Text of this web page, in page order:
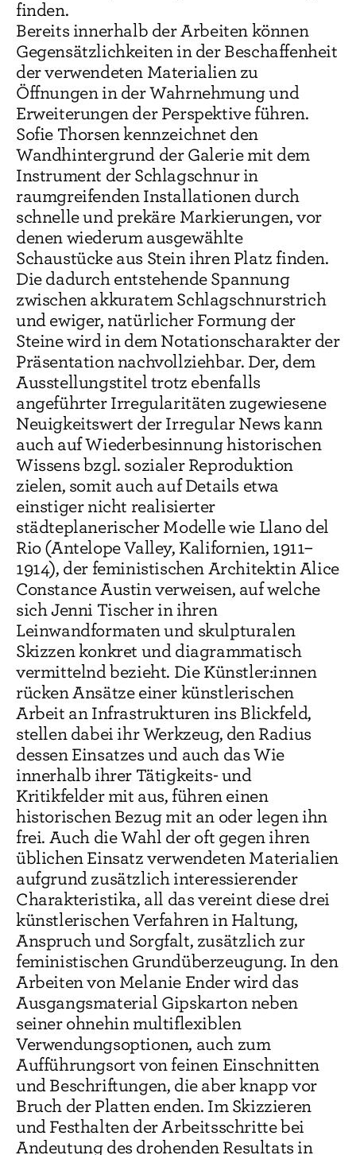
finden.
Bereits innerhalb der Arbeiten können
Gegensätzlichkeiten in der Beschaffenheit
der verwendeten Materialien zu
Öffnungen in der Wahrnehmung und
Erweiterungen der Perspektive führen.
Sofie Thorsen kennzeichnet den
Wandhintergrund der Galerie mit dem
Instrument der Schlagschnur in
raumgreifenden Installationen durch
schnelle und prekäre Markierungen, vor
denen wiederum ausgewählte
Schaustücke aus Stein ihren Platz finden.
Die dadurch entstehende Spannung
zwischen akkuratem Schlagschnurstrich
und ewiger, natürlicher Formung der
Steine wird in dem Notationscharakter der
Präsentation nachvollziehbar. Der, dem
Ausstellungstitel trotz ebenfalls
angeführter Irregularitäten zugewiesene
Neuigkeitswert der Irregular News kann
auch auf Wiederbesinnung historischen
Wissens bzgl. sozialer Reproduktion
zielen, somit auch auf Details etwa
einstiger nicht realisierter
städteplanerischer Modelle wie Llano del
Rio (Antelope Valley, Kalifornien, 1911–
1914), der feministischen Architektin Alice
Constance Austin verweisen, auf welche
sich Jenni Tischer in ihren
Leinwandformaten und skulpturalen
Skizzen konkret und diagrammatisch
vermittelnd bezieht. Die Künstler:innen
rücken Ansätze einer künstlerischen
Arbeit an Infrastrukturen ins Blickfeld,
stellen dabei ihr Werkzeug, den Radius
dessen Einsatzes und auch das Wie
innerhalb ihrer Tätigkeits- und
Kritikfelder mit aus, führen einen
historischen Bezug mit an oder legen ihn
frei. Auch die Wahl der oft gegen ihren
üblichen Einsatz verwendeten Materialien
aufgrund zusätzlich interessierender
Charakteristika, all das vereint diese drei
künstlerischen Verfahren in Haltung,
Anspruch und Sorgfalt, zusätzlich zur
feministischen Grundüberzeugung. In den
Arbeiten von Melanie Ender wird das
Ausgangsmaterial Gipskarton neben
seiner ohnehin multiflexiblen
Verwendungsoptionen, auch zum
Aufführungsort von feinen Einschnitten
und Beschriftungen, die aber knapp vor
Bruch der Platten enden. Im Skizzieren
und Festhalten der Arbeitsschritte bei
Andeutung des drohenden Resultats in